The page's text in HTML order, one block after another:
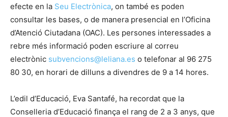
efecte en la Seu Electrònica, on també es poden
consultar les bases, o de manera presencial en l’Oficina
d’Atenció Ciutadana (OAC). Les persones interessades a
rebre més informació poden escriure al correu
electrònic subvencions@leliana.es o telefonar al 96 275
80 30, en horari de dilluns a divendres de 9 a 14 hores.
L’edil d’Educació, Eva Santafé, ha recordat que la
Conselleria d’Educació finança el rang de 2 a 3 anys, que